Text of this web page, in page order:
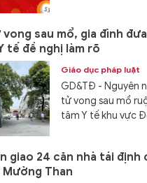
sau mổ, gia đình
tế đề nghị làm rõ
Giáo dục pháp luật
GD&TĐ - Nguyên
tử vong sau mổ
tâm Y tế khu vực
giao 24 căn nhà tái
Mường Than